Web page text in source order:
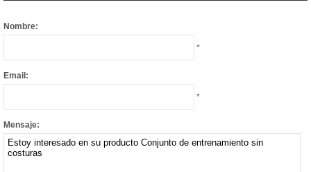
Nombre:
*
Email:
*
Mensaje: